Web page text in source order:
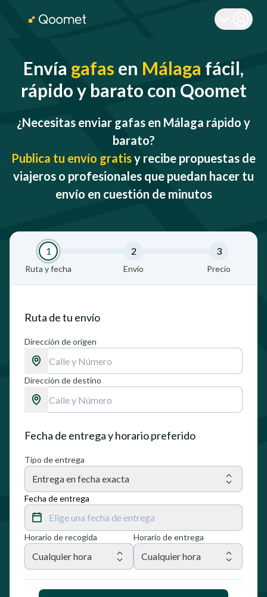
Envía gafas en Málaga fácil,
rápido y barato con Qoomet
¿Necesitas enviar gafas en Málaga rápido y
barato?
Publica tu envío gratisy recibe propuestas de
viajeros o profesionales que puedan hacer tu
envío en cuestión de minutos
1
Ruta y fecha
2
Envío
3
Precio
Ruta de tu envío
Dirección de origen
Dirección de destino
Fecha de entrega y horario preferido
Tipo de entrega
Entrega en fecha exacta
Fecha de entrega
Elige una fecha de entrega
Horario de recogida
Cualquier hora
Horario de entrega
Cualquier hora